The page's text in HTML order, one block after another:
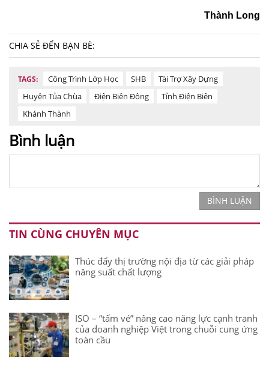
Thành Long
CHIA SẺ ĐẾN BẠN BÈ:
TAGS: Công Trình Lớp Học SHB
Tài Trợ Xây Dựng
Huyện Tủa Chùa
Điện Biên Đông
Tỉnh Điện Biên
Khánh Thành
Bình luận
BÌNH LUẬN
TIN CÙNG CHUYÊN MỤC
Thúc đẩy thị trường nội địa từ các giải pháp
năng suất chất lượng
ISO – “tấm vé” nâng cao năng lực cạnh tranh
của doanh nghiệp Việt trong chuỗi cung ứng
toàn cầu